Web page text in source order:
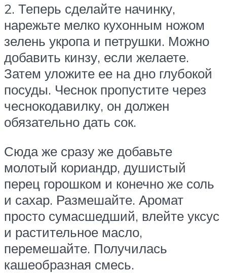
2. Теперь сделайте начинку,
нарежьте мелко кухонным ножом
зелень укропа и петрушки. Можно
добавить кинзу, если желаете.
Затем уложите ее на дно глубокой
посуды. Чеснок пропустите через
чеснокодавилку, он должен
обязательно дать сок.
Сюда же сразу же добавьте
молотый кориандр, душистый
перец горошком и конечно же соль
и сахар. Размешайте. Аромат
просто сумасшедший, влейте уксус
и растительное масло,
перемешайте. Получилась
кашеобразная смесь.